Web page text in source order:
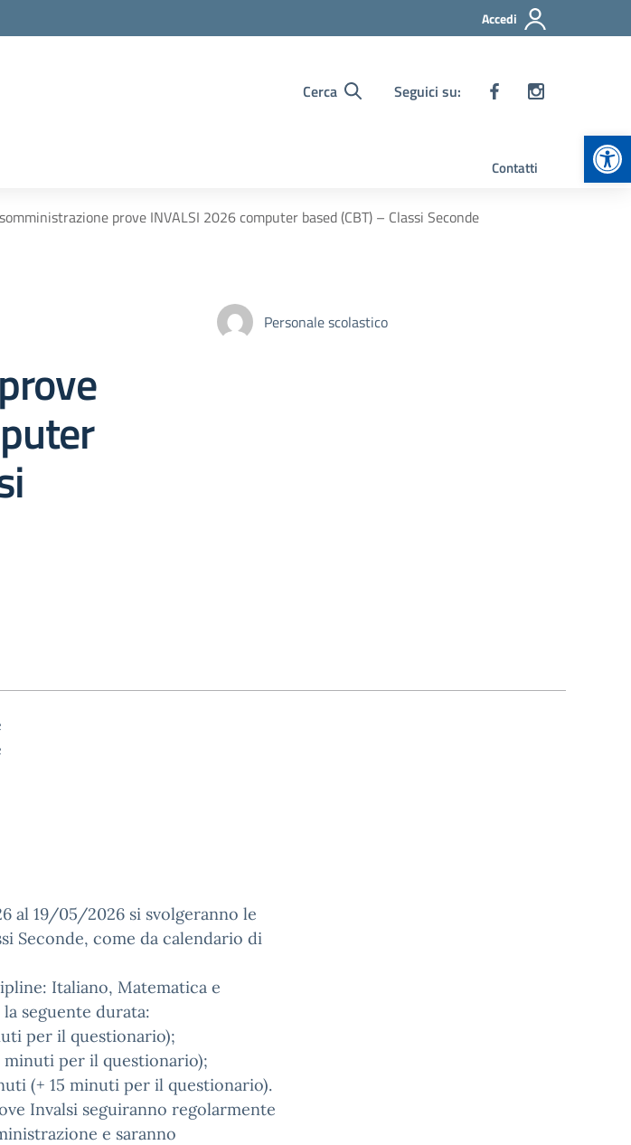
Accedi
Cerca Seguici su:
Contatti
prove INVALSI 2026 computer based (CBT) – Classi Seconde
Personale scolastico
al 19/05/2026 si svolgeranno le
Seconde, come da calendario di
Italiano, Matematica e
seguente durata:
per il questionario);
minuti per il questionario);
(+ 15 minuti per il questionario).
Invalsi seguiranno regolarmente
e saranno